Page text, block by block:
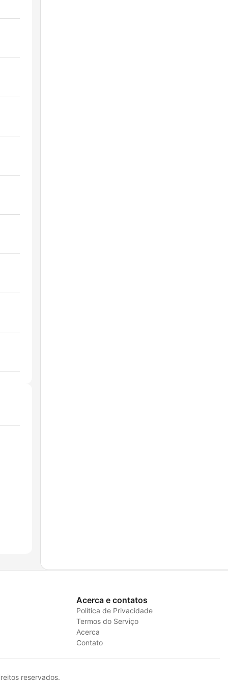
Acerca e contatos
Política de Privacidade
Termos do Serviço
Acerca
Contato
reservados.